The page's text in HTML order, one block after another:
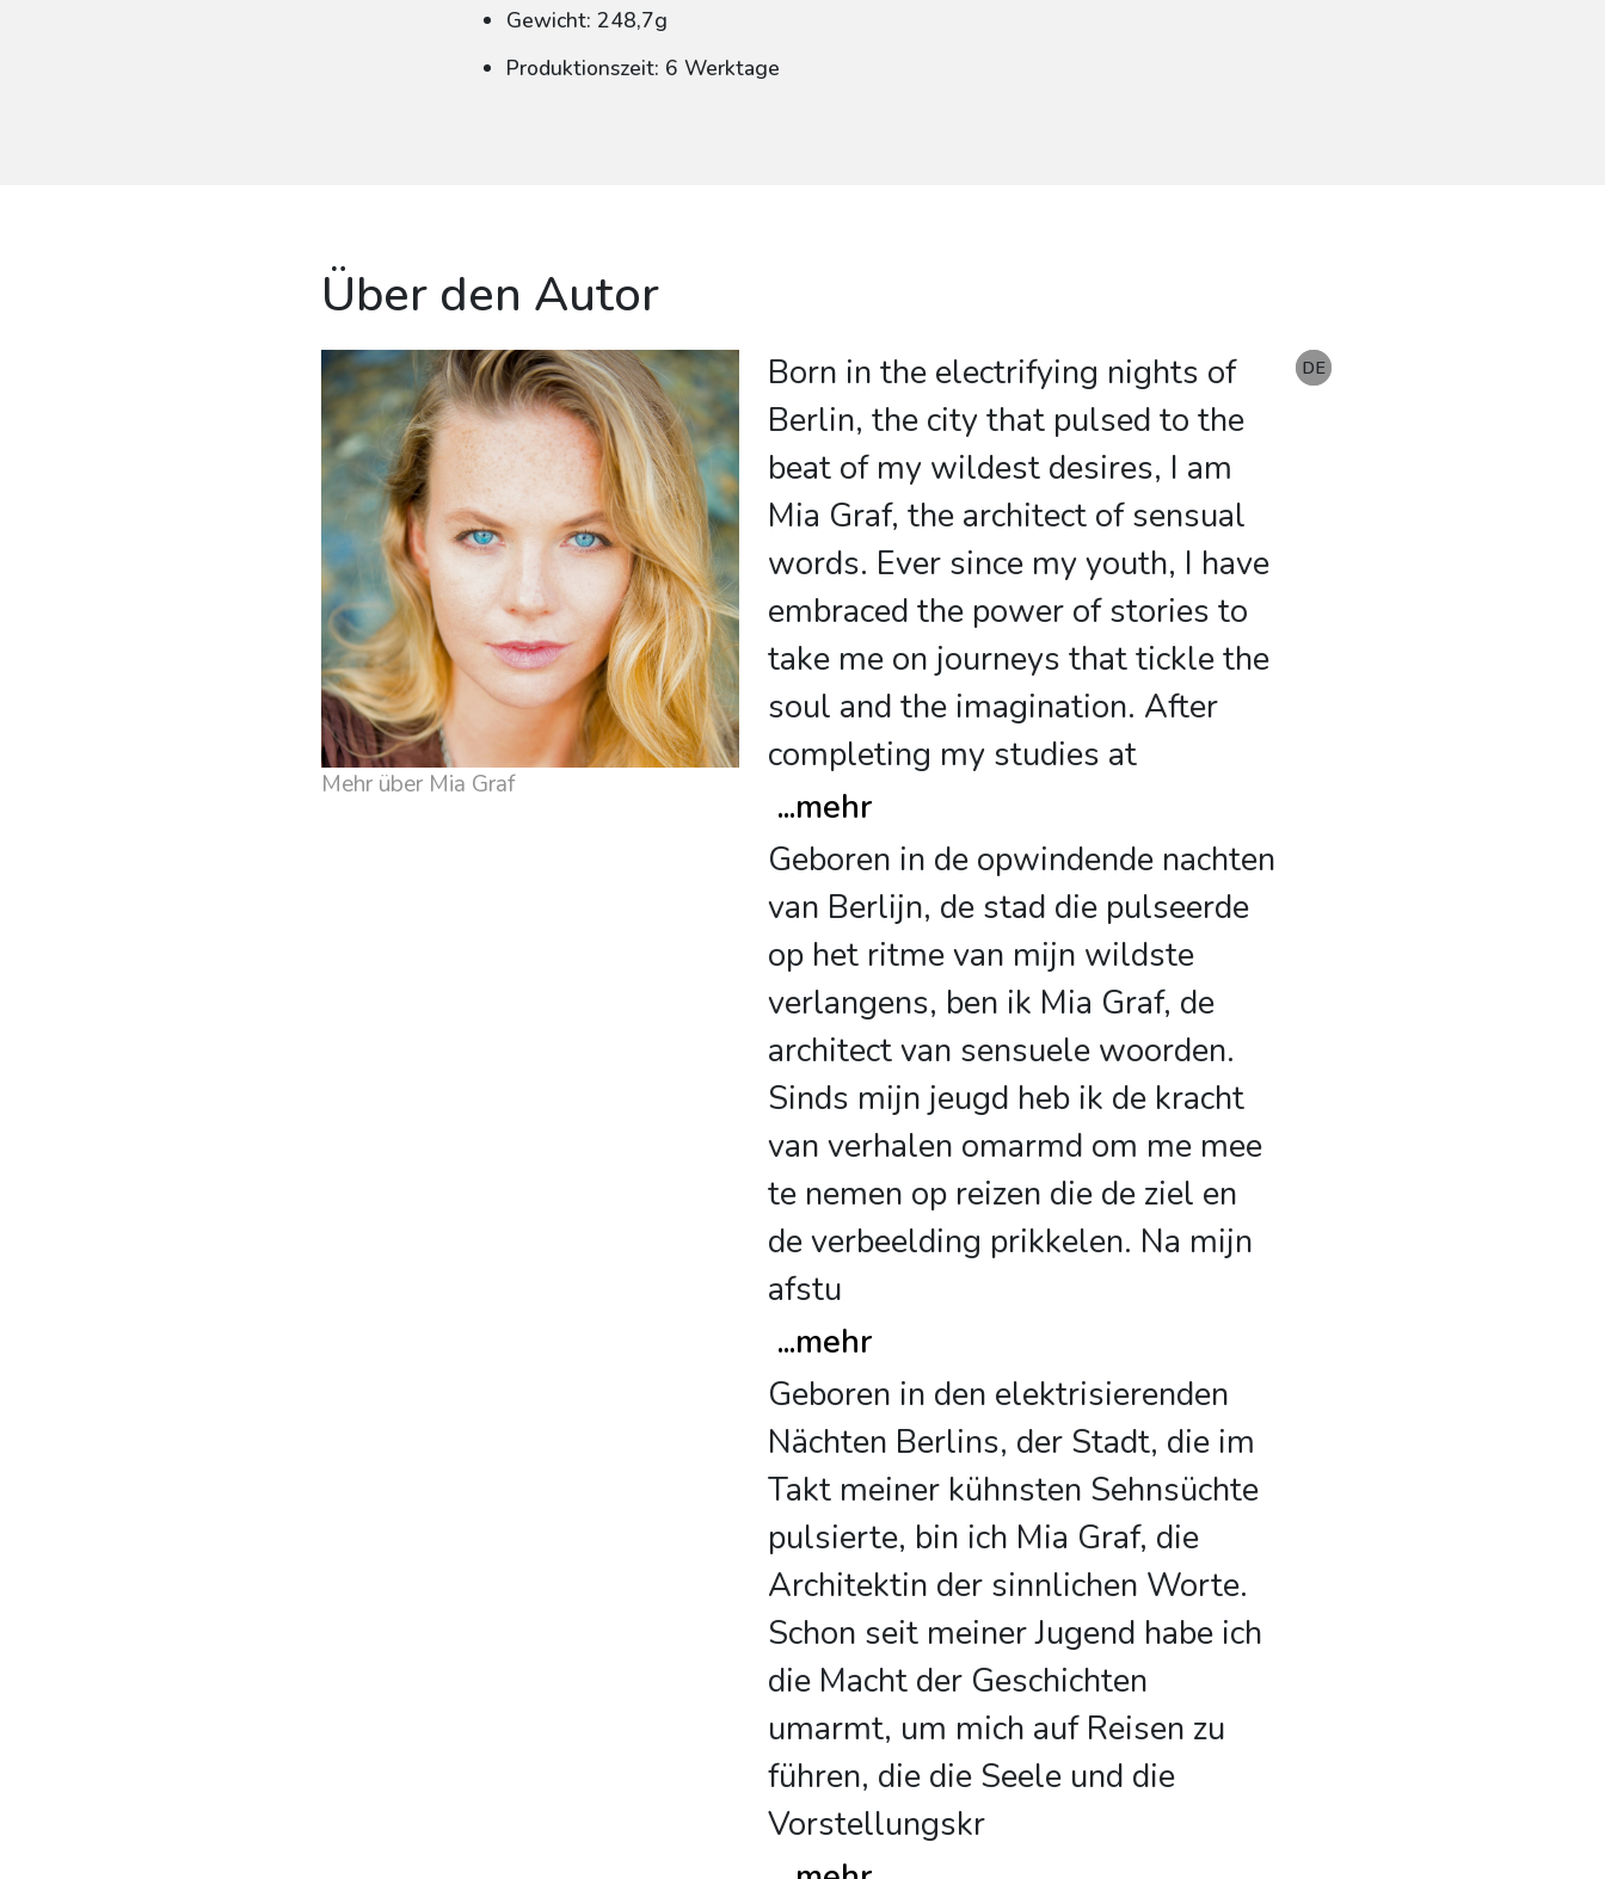
Gewicht: 248,7g
Produktionszeit: 6 Werktage
Über den Autor
Mehr über Mia Graf
Born in the electrifying nights of
Berlin, the city that pulsed to the
beat of my wildest desires, I am
Mia Graf, the architect of sensual
words. Ever since my youth, I have
embraced the power of stories to
take me on journeys that tickle the
soul and the imagination. After
completing my studies at
...mehr
Geboren in de opwindende nachten
van Berlijn, de stad die pulseerde
op het ritme van mijn wildste
verlangens, ben ik Mia Graf, de
architect van sensuele woorden.
Sinds mijn jeugd heb ik de kracht
van verhalen omarmd om me mee
te nemen op reizen die de ziel en
de verbeelding prikkelen. Na mijn
afstu
...mehr
Geboren in den elektrisierenden
Nächten Berlins, der Stadt, die im
Takt meiner kühnsten Sehnsüchte
pulsierte, bin ich Mia Graf, die
Architektin der sinnlichen Worte.
Schon seit meiner Jugend habe ich
die Macht der Geschichten
umarmt, um mich auf Reisen zu
führen, die die Seele und die
Vorstellungskr
EN
DE
DE